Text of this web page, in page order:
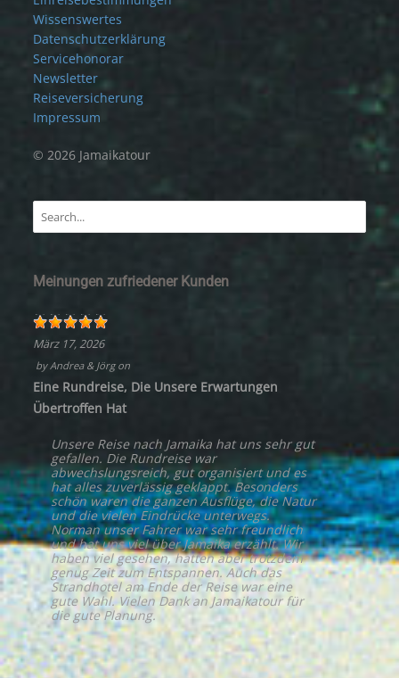
Wissenswertes
Datenschutzerklärung
Servicehonorar
Newsletter
Reiseversicherung
Impressum
© 2026 Jamaikatour
Meinungen zufriedener Kunden
März 17, 2026
byAndrea & Jörgon
Eine Rundreise, Die Unsere Erwartungen
Übertroffen Hat
Unsere Reise nach Jamaika hat uns sehr gut
gefallen. Die Rundreise war
abwechslungsreich, gut organisiert und es
hat alles zuverlässig geklappt. Besonders
schön waren die ganzen Ausflüge, die Natur
und die vielen Eindrücke unterwegs.
Norman unser Fahrer war sehr freundlich
und hat uns viel über Jamaika erzählt. Wir
haben viel gesehen, hatten aber trotzdem
genug Zeit zum Entspannen. Auch das
Strandhotel am Ende der Reise war eine
gute Wahl. Vielen Dank an Jamaikatour für
die gute Planung.